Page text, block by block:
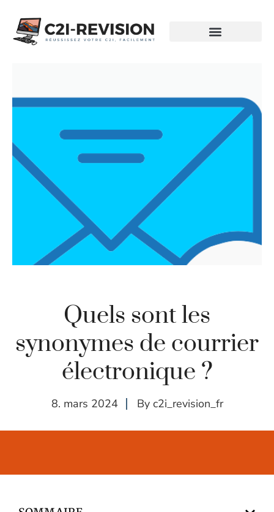
Quels sont les
synonymes de courrier
électronique ?
8. mars 2024 By c2i_revision_fr